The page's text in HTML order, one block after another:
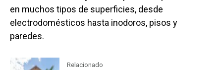
en muchos tipos de superficies, desde
electrodomésticos hasta inodoros, pisos y
paredes.
Relacionado